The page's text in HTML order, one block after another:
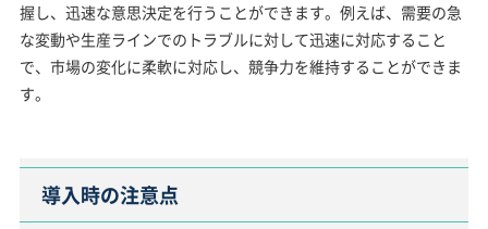
握し、迅速な意思決定を行うことができます。例えば、需要の急
な変動や生産ラインでのトラブルに対して迅速に対応すること
で、市場の変化に柔軟に対応し、競争力を維持することができま
す。
導入時の注意点